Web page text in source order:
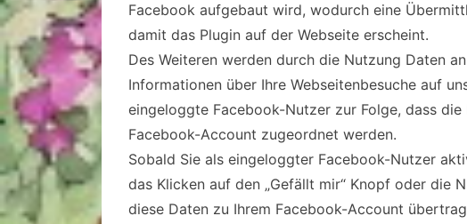
Facebook aufgebaut wird, wodurch eine
damit das Plugin auf der Webseite erscheint.
Des Weiteren werden durch die Nutzung Daten
Informationen über Ihre Webseitenbesuche auf
eingeloggte Facebook-Nutzer zur Folge, dass
Facebook-Account zugeordnet werden.
Sobald Sie als eingeloggter Facebook-Nutzer
das Klicken auf den „Gefällt mir“ Knopf oder die
diese Daten zu Ihrem Facebook-Account